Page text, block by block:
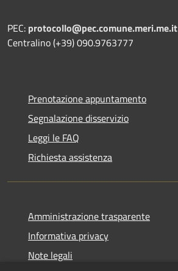
PEC: protocollo@pec.comune.meri.me.it
Centralino (+39) 090.9763777
Prenotazione appuntamento
Segnalazione disservizio
Leggi le FAQ
Richiesta assistenza
Amministrazione trasparente
Informativa privacy
Note legali